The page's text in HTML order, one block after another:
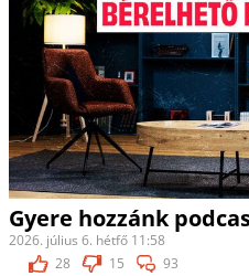
Gyere hozzánk
2026. július 6. hétfő 11:58
28
15 93